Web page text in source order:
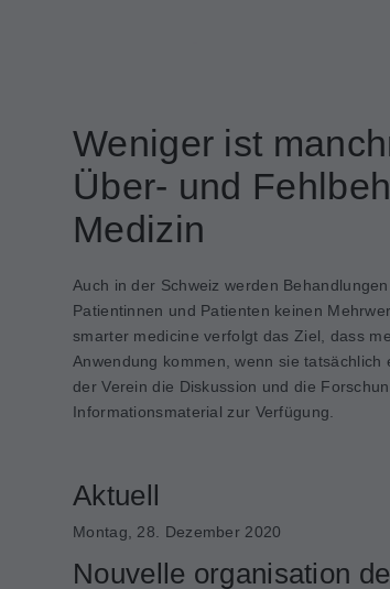
Weniger ist
Über- und
Medizin
Auch in der Schweiz werden
Patientinnen und Patienten keinen
smarter medicine verfolgt das Ziel, dass
Anwendung kommen, wenn sie
der Verein die Diskussion und die
Informationsmaterial zur Verfügung.
Aktuell
Montag, 28. Dezember 2020
Nouvelle organisation